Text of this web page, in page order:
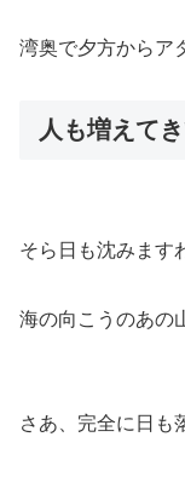
湾奥で夕方からア
人も増えて
そら日も沈みます
海の向こうのあの
さあ、完全に日も